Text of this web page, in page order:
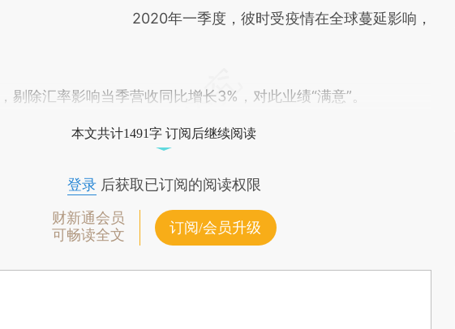
2020年一季度，彼时受疫情在全球蔓延影响，
除汇率影响当季营收同比增长3%，对此业绩“满意”。
本文共计1491字 订阅后继续阅读
登录后获取已订阅的阅读权限
财新通会员
可畅读全文
订阅/会员升级